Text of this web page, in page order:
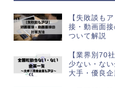
【失敗談も
接・動画面
ついて解説
【業界別70
少ない・な
大手・優良企